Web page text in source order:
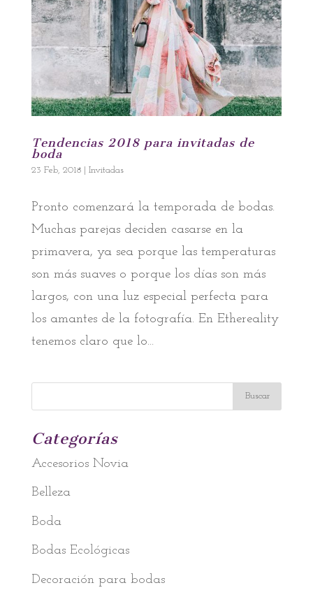
Tendencias 2018 para invitadas de
boda
23 Feb, 2018| Invitadas
Pronto comenzará la temporada de bodas.
Muchas parejas deciden casarse en la
primavera, ya sea porque las temperaturas
son más suaves o porque los días son más
largos, con una luz especial perfecta para
los amantes de la fotografía. En Ethereality
tenemos claro que lo...
Categorías
Accesorios Novia
Belleza
Boda
Bodas Ecológicas
Decoración para bodas